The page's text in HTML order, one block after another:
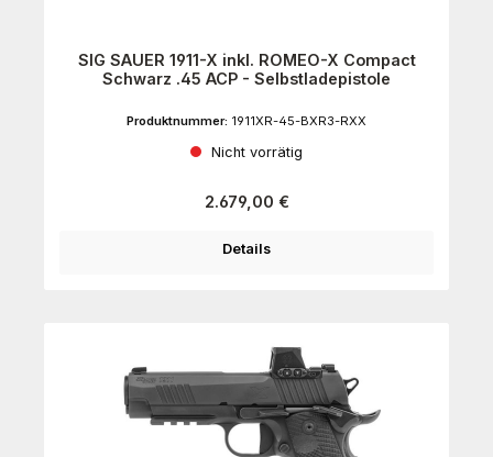
SIG SAUER 1911-X inkl. ROMEO-X Compact
Schwarz .45 ACP - Selbstladepistole
Produktnummer: 1911XR-45-BXR3-RXX
Nicht vorrätig
Regulärer Preis:
2.679,00 €
Details